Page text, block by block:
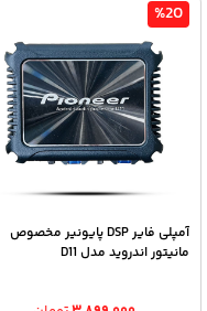
%20
آمپلی فایر DSP پایونیر مخصوص
مانیتور اندروید مدل D11